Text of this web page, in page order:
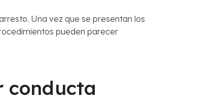
Una vez que se presentan los
pueden parecer
conducta